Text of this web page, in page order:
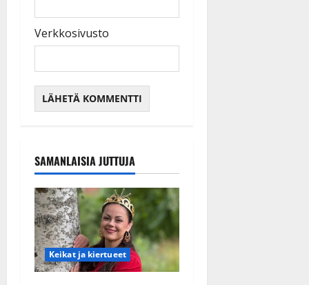
Verkkosivusto
SAMANLAISIA JUTTUJA
Keikat ja kiertueet